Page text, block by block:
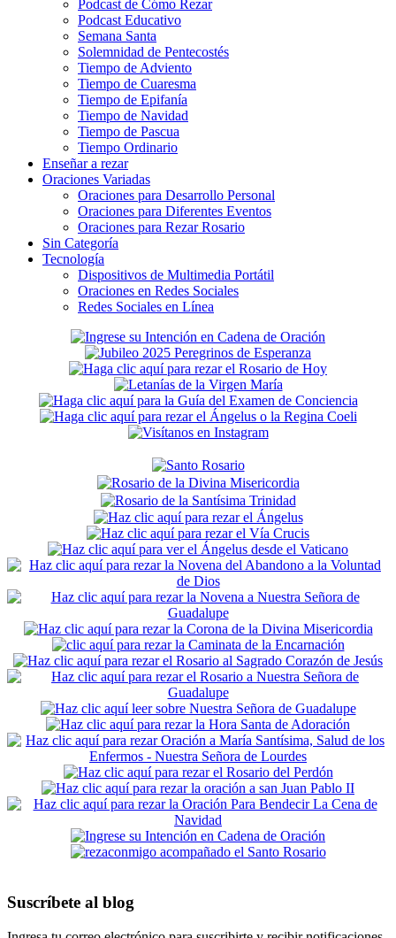
Podcast de Cómo Rezar
Podcast Educativo
Semana Santa
Solemnidad de Pentecostés
Tiempo de Adviento
Tiempo de Cuaresma
Tiempo de Epifanía
Tiempo de Navidad
Tiempo de Pascua
Tiempo Ordinario
Enseñar a rezar
Oraciones Variadas
Oraciones para Desarrollo Personal
Oraciones para Diferentes Eventos
Oraciones para Rezar Rosario
Sin Categoría
Tecnología
Dispositivos de Multimedia Portátil
Oraciones en Redes Sociales
Redes Sociales en Línea
Secondary
Sidebar
Suscríbete al blog